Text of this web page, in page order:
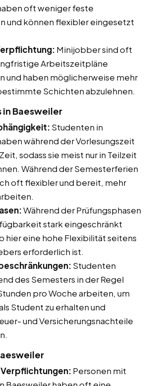
oft weniger feste
und können flexibler eingesetzt
Minijobber sind oft
Arbeitszeitpläne
und haben möglicherweise mehr
Schichten abzulehnen.
Baesweiler
Studenten in
während der Vorlesungszeit
sodass sie meist nur in Teilzeit
Während der Semesterferien
oft flexibler und bereit, mehr
Während der Prüfungsphasen
stark eingeschränkt
hier eine hohe Flexibilität seitens
erforderlich ist.
Studenten
des Semesters in der Regel
pro Woche arbeiten, um
Student zu erhalten und
und Versicherungsnachteile
Personen mit